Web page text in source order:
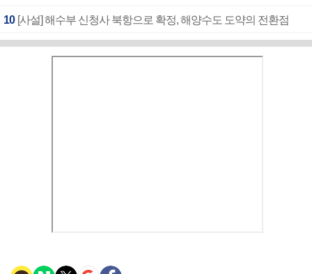
10 [사설] 해수부 신청사 북항으로 확정, 해양수도 도약의 전환점